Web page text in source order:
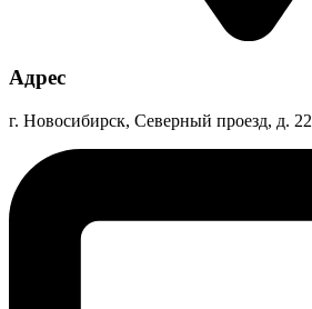
Адрес
г. Новосибирск, Северный проезд, д. 22